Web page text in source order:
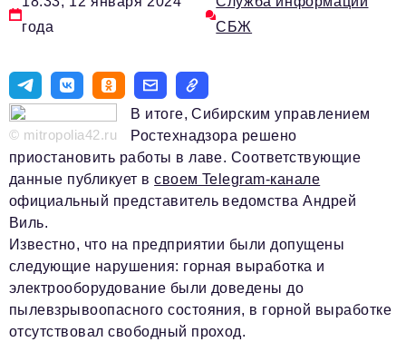
Общество
Авторские материалы
Видео
Телефон редакции:+7 495 727-01-67
Электронные почты редакции:
Информационный отдел
info@business-magazine.online
Отдел рекламы
reklama@business-magazine.online
Отдел распространения/редакционная подписка
podpiska@business-magazine.online
года
СБЖ
© mitropolia42.ru
В итоге, Сибирским управлением
Ростехнадзора решено
приостановить работы в лаве. Соответствующие
данные публикует всвоем Telegram-канале
официальный представитель ведомства Андрей
Виль.
Известно, что на предприятии были допущены
следующие нарушения: горная выработка и
электрооборудование были доведены до
пылевзрывоопасного состояния, в горной выработке
отсутствовал свободный проход.